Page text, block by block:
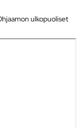
ulkopuoliset